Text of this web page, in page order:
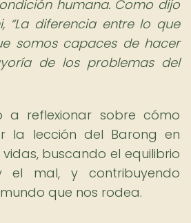
humana. Como dijo
La diferencia entre lo que
somos capaces de hacer
de los problemas del
a reflexionar sobre cómo
la lección del Barong en
buscando el equilibrio
mal, y contribuyendo
que nos rodea.